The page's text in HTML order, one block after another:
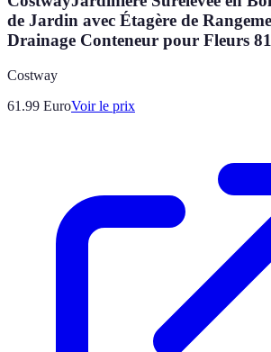
de Jardin avec Étagère de
Drainage Conteneur pour Fleurs
Costway
61.99 EuroVoir le prix